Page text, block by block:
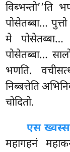
विब्भन्तो’’ति
पोसेतब्बा…
मे
पोसेतब्बा…
भणति.
निब्बत्तेति
चोदितो.
एस ख्वस्स
महागहनं